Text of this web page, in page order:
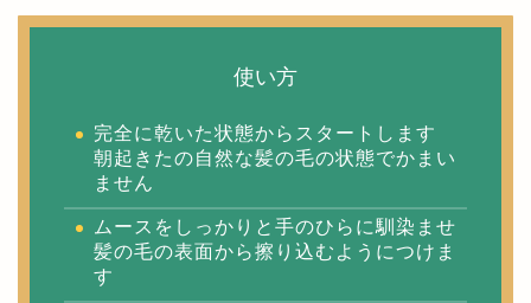
使い方
完全に乾いた状態からスタートします
朝起きたの自然な髪の毛の状態でかまい
ません
ムースをしっかりと手のひらに馴染ませ
髪の毛の表面から擦り込むようにつけま
す